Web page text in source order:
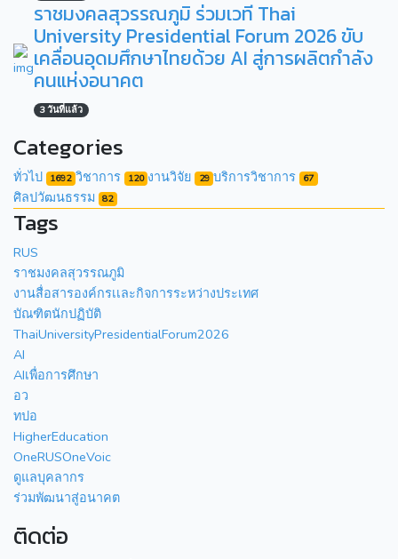
ราชมงคลสุวรรณภูมิ ร่วมเวที Thai
University Presidential Forum 2026 ขับ
เคลื่อนอุดมศึกษาไทยด้วย AI สู่การผลิตกำลัง
คนแห่งอนาคต
3 วันที่แล้ว
Categories
ทั่วไป 1692 วิชาการ 120 งานวิจัย 29 บริการวิชาการ 67
ศิลปวัฒนธรรม 82
Tags
RUS
ราชมงคลสุวรรณภูมิ
งานสื่อสารองค์กรเเละกิจการระหว่างประเทศ
บัณฑิตนักปฏิบัติ
ThaiUniversityPresidentialForum2026
AI
AIเพื่อการศึกษา
อว
ทปอ
HigherEducation
OneRUSOneVoic
ดูแลบุคลากร
ร่วมพัฒนาสู่อนาคต
ติดต่อ